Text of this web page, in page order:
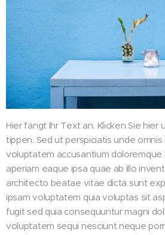
Hier fängt Ihr Text an. Klicken Sie hier
tippen. Sed ut perspiciatis unde
voluptatem accusantium doloremque
aperiam eaque ipsa quae ab illo
architecto beatae vitae dicta sunt
ipsam voluptatem quia voluptas sit
fugit sed quia consequuntur magni
voluptatem sequi nesciunt neque